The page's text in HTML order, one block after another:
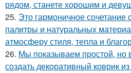
рядом, станете хорошим и
25. Это гармоничное сочетание
палитры и натуральных
атмосферу стиля, тепла и
26. Мы показываем простой, но
создать декоративный коврик